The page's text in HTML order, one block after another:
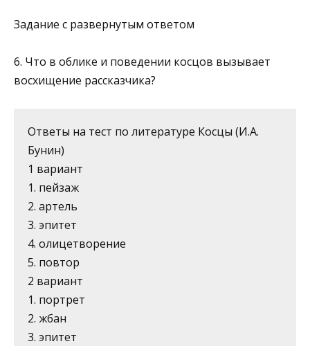
Задание с развернутым ответом
6. Что в облике и поведении косцов вызывает
восхищение рассказ­чика?
Ответы на тест по литературе Косцы (И.А.
Бунин)
1 вариант
1. пейзаж
2. артель
3. эпитет
4. олицетворение
5. повтор
2 вариант
1. портрет
2. жбан
3. эпитет